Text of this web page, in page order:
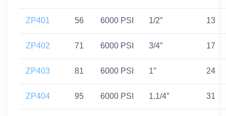
ZP401 56 6000 PSI 1/2″ 13
ZP402 71 6000 PSI 3/4″ 17
ZP403 81 6000 PSI 1″ 24
ZP404 95 6000 PSI 1.1/4″ 31